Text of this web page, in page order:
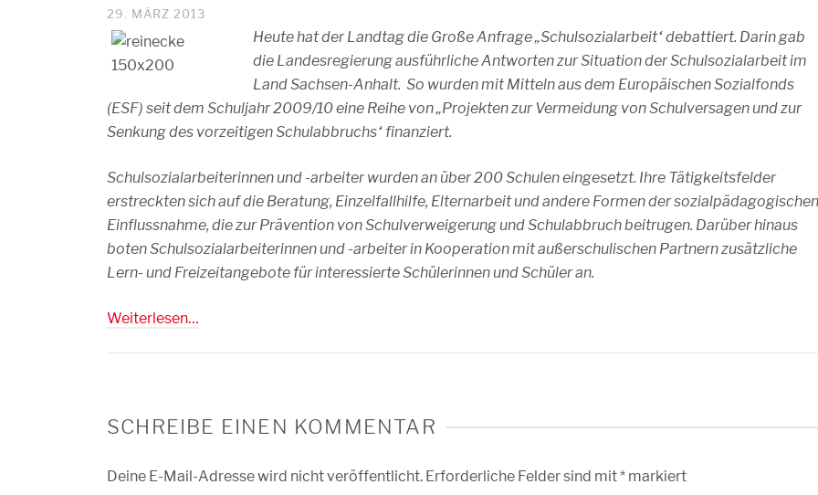
29. MÄRZ 2013
Heute hat der Landtag die Große Anfrage „Schulsozialarbeit“ debattiert. Darin gab
die Landesregierung ausführliche Antworten zur Situation der Schulsozialarbeit im
Land Sachsen-Anhalt. So wurden mit Mitteln aus dem Europäischen Sozialfonds
(ESF) seit dem Schuljahr 2009/10 eine Reihe von „Projekten zur Vermeidung von Schulversagen und zur
Senkung des vorzeitigen Schulabbruchs“ finanziert.
Schulsozialarbeiterinnen und -arbeiter wurden an über 200 Schulen eingesetzt. Ihre Tätigkeitsfelder
erstreckten sich auf die Beratung, Einzelfallhilfe, Elternarbeit und andere Formen der sozialpädagogischen
Einflussnahme, die zur Prävention von Schulverweigerung und Schulabbruch beitrugen. Darüber hinaus
boten Schulsozialarbeiterinnen und -arbeiter in Kooperation mit außerschulischen Partnern zusätzliche
Lern- und Freizeitangebote für interessierte Schülerinnen und Schüler an.
Weiterlesen…
SCHREIBE EINEN KOMMENTAR
Deine E-Mail-Adresse wird nicht veröffentlicht. Erforderliche Felder sind mit* markiert